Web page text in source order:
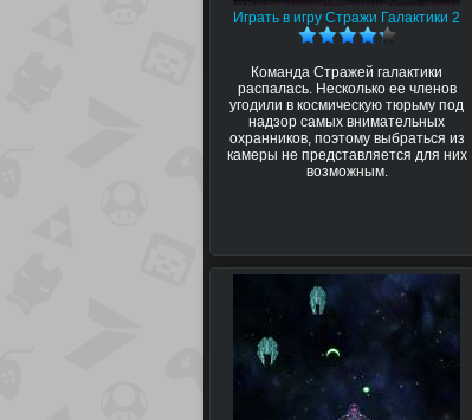
Играть в игру Стражи Галактики 2
Команда Стражей галактики
распалась. Несколько ее членов
угодили в космическую тюрьму под
надзор самых внимательных
охранников, поэтому выбраться из
камеры не представляется для них
возможным.